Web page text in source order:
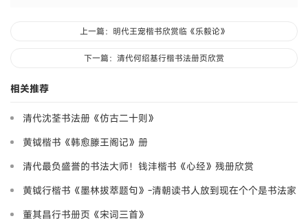
上一篇：明代王宠楷书欣赏临《乐毅论》
下一篇：清代何绍基行楷书法册页欣赏
相关推荐
清代沈荃书法册《仿古二十则》
黄钺楷书《韩愈滕王阁记》册
清代最负盛誉的书法大师！钱沣楷书《心经》残册欣赏
黄钺行楷书《墨林拔萃题句》-清朝读书人放到现在个个是书法家
董其昌行书册页《宋词三首》